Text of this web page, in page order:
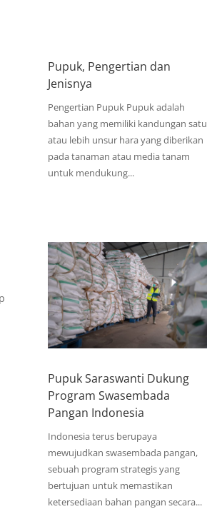
Pupuk, Pengertian dan
Jenisnya
Pengertian Pupuk Pupuk adalah
bahan yang memiliki kandungan satu
atau lebih unsur hara yang diberikan
pada tanaman atau media tanam
untuk mendukung...
Pupuk Saraswanti Dukung
Program Swasembada
Pangan Indonesia
Indonesia terus berupaya
mewujudkan swasembada pangan,
sebuah program strategis yang
bertujuan untuk memastikan
ketersediaan bahan pangan secara...